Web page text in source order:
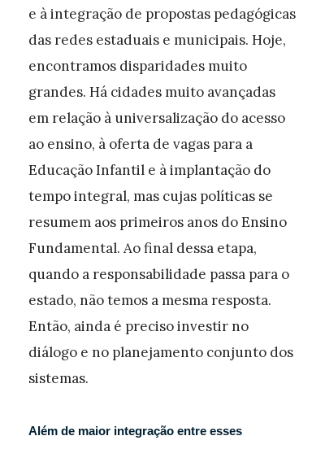
e à integração de propostas pedagógicas
das redes estaduais e municipais. Hoje,
encontramos disparidades muito
grandes. Há cidades muito avançadas
em relação à universalização do acesso
ao ensino, à oferta de vagas para a
Educação Infantil e à implantação do
tempo integral, mas cujas políticas se
resumem aos primeiros anos do Ensino
Fundamental. Ao final dessa etapa,
quando a responsabilidade passa para o
estado, não temos a mesma resposta.
Então, ainda é preciso investir no
diálogo e no planejamento conjunto dos
sistemas.
Além de maior integração entre esses